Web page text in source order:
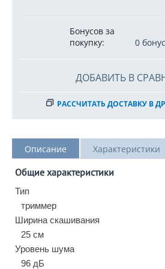
Бонусов за
покупку:
0
ДОБАВИТЬ В
РАССЧИТАТЬ ДОСТАВКУ В
Описание Характеристики
Общие характеристики
Тип
триммер
Ширина скашивания
25 см
Уровень шума
96 дБ